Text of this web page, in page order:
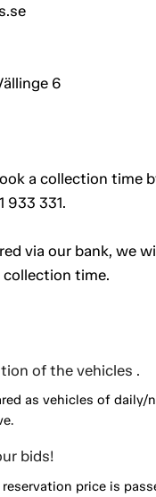
6
a collection time
933 331.
via our bank, we
collection time.
of the vehicles .
as vehicles of daily/
bids!
price is